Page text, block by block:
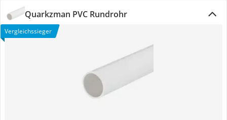
Quarkzman PVC Rundrohr
Vergleichssieger